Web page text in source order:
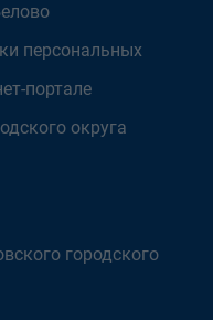
персональных
портале
округа
городского